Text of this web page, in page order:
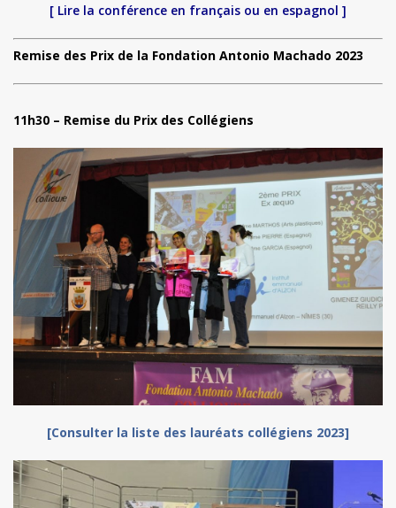
[ Lire la conférence en français ou en espagnol ]
Remise des Prix de la Fondation Antonio Machado 2023
11h30 – Remise du Prix des Collégiens
[Consulter la liste des lauréats collégiens 2023]